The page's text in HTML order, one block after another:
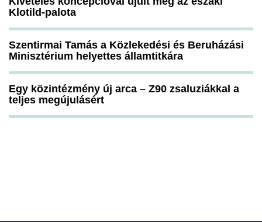
Klotild-palota
Szentirmai Tamás a Közlekedési és Beruházási
Minisztérium helyettes államtitkára
Egy közintézmény új arca – Z90 zsaluziákkal a
teljes megújulásért